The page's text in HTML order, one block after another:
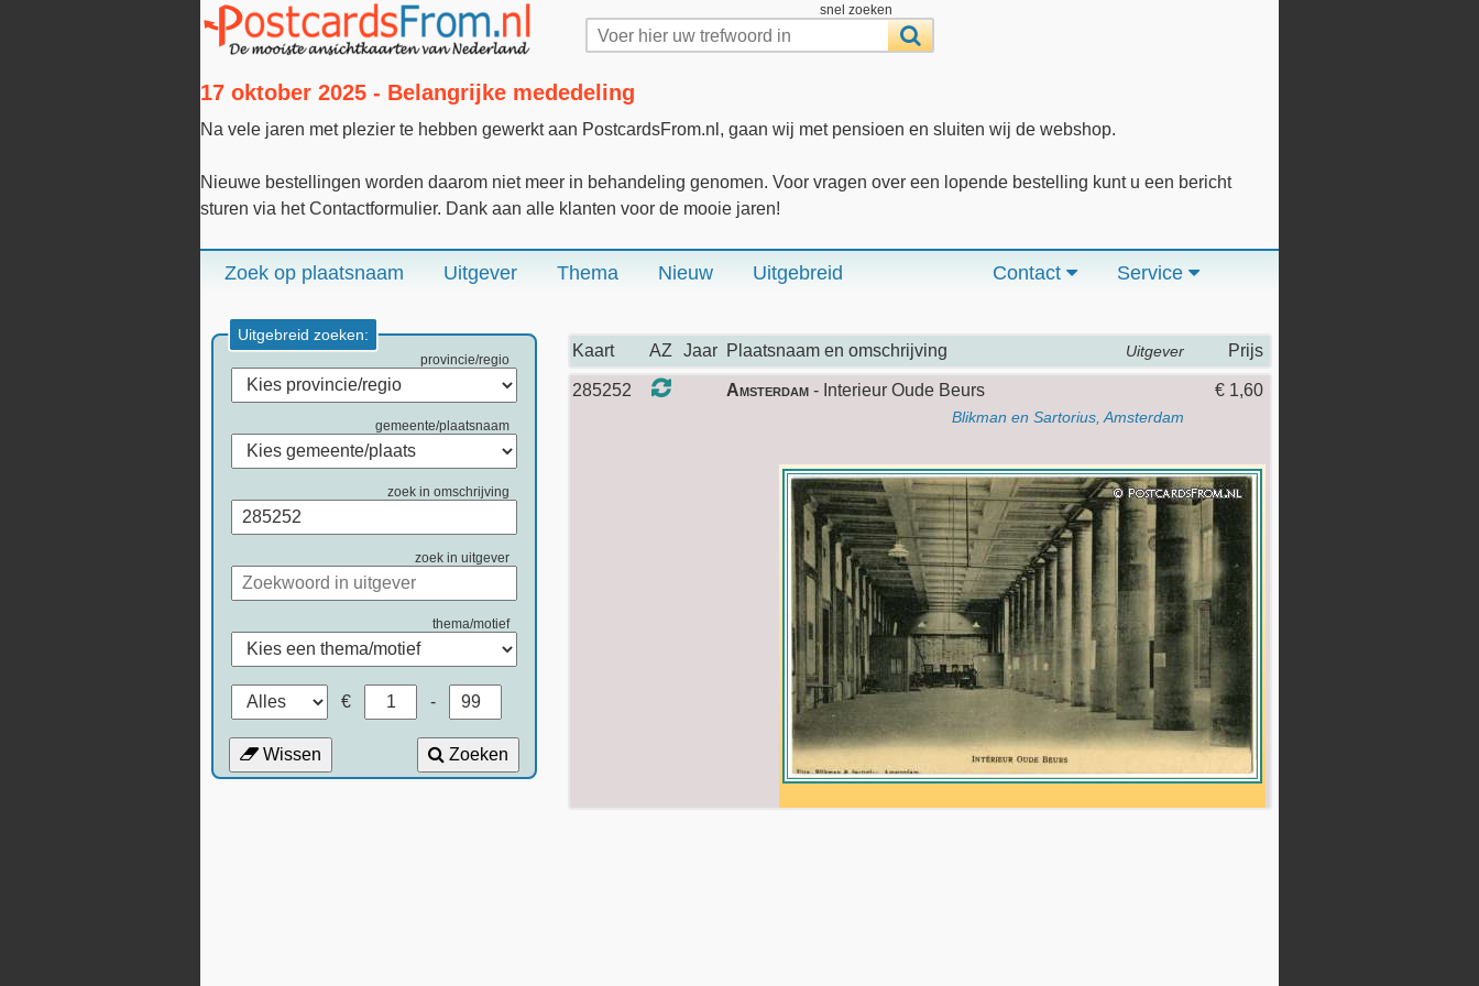
snel zoeken
17 oktober 2025 - Belangrijke mededeling
Na vele jaren met plezier te hebben gewerkt aan PostcardsFrom.nl, gaan wij met pensioen en sluiten wij de webshop.
Nieuwe bestellingen worden daarom niet meer in behandeling genomen. Voor vragen over een lopende bestelling kunt u een bericht
sturen via het Contactformulier. Dank aan alle klanten voor de mooie jaren!
Zoek op plaatsnaam Uitgever Thema Nieuw Uitgebreid Service
Contact
Uitgebreid zoeken:
provincie/regio
gemeente/plaatsnaam
zoek in omschrijving
zoek in uitgever
thema/motief
€ -
Wissen Zoeken
Kaart AZ Jaar Plaatsnaam en omschrijving Uitgever Prijs
285252 Amsterdam - Interieur Oude Beurs
Blikman en Sartorius, Amsterdam
€ 1,60